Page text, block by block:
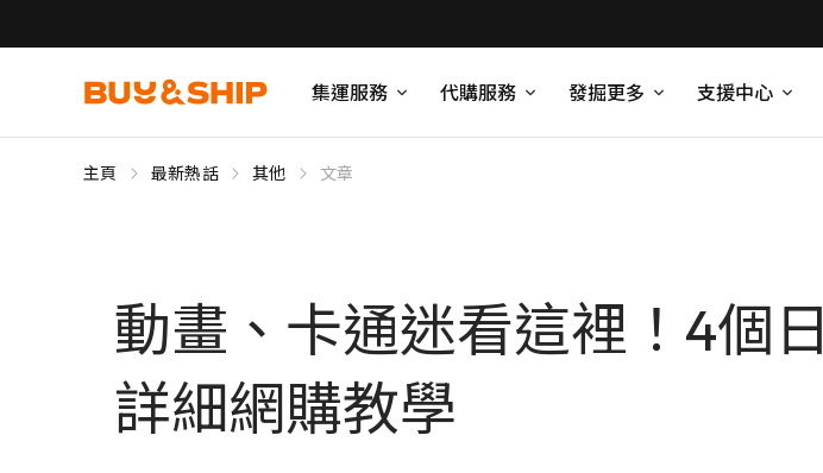
集運服務 代購服務 發掘更多 支援中心
主頁 最新熱話 其他 文章
動畫、卡通迷看這裡！4個
詳細網購教學